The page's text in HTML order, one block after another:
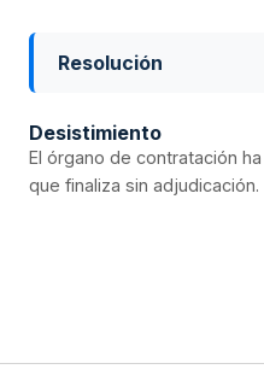
Resolución
Desistimiento
El órgano de contratación
que finaliza sin adjudicación.